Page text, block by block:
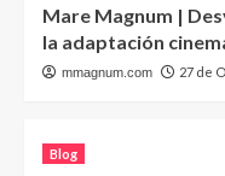
Mare Magnum |
la adaptación
mmagnum.com 27 de
Blog